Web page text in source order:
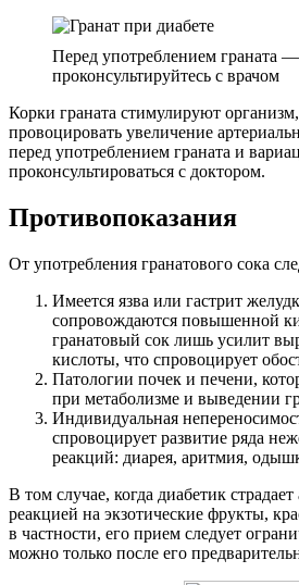
Перед употреблением граната —
проконсультируйтесь с врачом
Корки граната стимулируют
провоцировать увеличение
перед употреблением граната и
проконсультироваться с доктором.
Противопоказания
От употребления гранатового сока
Имеется язва или гастрит
сопровождаются повышенной
гранатовый сок лишь усилит
кислоты, что спровоцирует
Патологии почек и печени,
при метаболизме и выведении
Индивидуальная
спровоцирует развитие ряда
реакций: диарея, аритмия,
В том случае, когда диабетик страдает
реакцией на экзотические фрукты,
в частности, его прием следует
можно только после его